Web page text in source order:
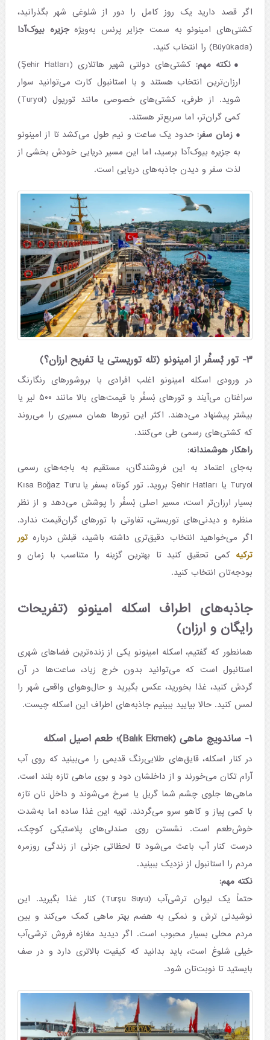
اگر قصد دارید یک روز کامل را دور از شلوغی شهر بگذرانید،
کشتی‌های امینونو به سمت جزایر پرنس به‌ویژهجزیره بیوک‌آدا
(Büyükada) را انتخاب کنید.
نکته مهم:
کشتی‌های دولتی شهیر هاتلاری (Şehir Hatları)
ارزان‌ترین انتخاب هستند و با استانبول کارت می‌توانید سوار
شوید. از طرفی، کشتی‌های خصوصی مانند توریول (Turyol)
کمی گران‌تر، اما سریع‌تر هستند.
زمان سفر:حدود یک ساعت و نیم طول می‌کشد تا از امینونو
به جزیره بیوک‌آدا برسید، اما این مسیر دریایی خودش بخشی از
لذت سفر و دیدن جاذبه‌های دریایی است.
۳- تور بُسفُر از امینونو (تله توریستی یا تفریح ارزان؟)
در ورودی اسکله امینونو اغلب افرادی با بروشورهای رنگارنگ
سراغتان می‌آیند و تورهای بُسفُر با قیمت‌های بالا مانند ۵۰۰ لیر یا
بیشتر پیشنهاد می‌دهند. اکثر این تورها همان مسیری را می‌روند
که کشتی‌های رسمی طی می‌کنند.
راهکار هوشمندانه:
به‌جای اعتماد به این فروشندگان، مستقیم به باجه‌های رسمی
Turyol یا Şehir Hatları بروید. تور کوتاه بسفر یا Kısa Boğaz Turu
بسیار ارزان‌تر است، مسیر اصلی بُسفُر را پوشش می‌دهد و از نظر
منظره و دیدنی‌های توریستی، تفاوتی با تورهای گران‌قیمت ندارد.
اگر می‌خواهید انتخاب دقیق‌تری داشته باشید، قبلش دربارهتور
ترکیه کمی تحقیق کنید تا بهترین گزینه را متناسب با زمان و
بودجه‌تان انتخاب کنید.
جاذبه‌های اطراف اسکله امینونو (تفریحات
رایگان و ارزان)
همانطور که گفتیم، اسکله امینونو یکی از زنده‌ترین فضاهای شهری
استانبول است که می‌توانید بدون خرج زیاد، ساعت‌ها در آن
گردش کنید، غذا بخورید، عکس بگیرید و حال‌وهوای واقعی شهر را
لمس کنید. حالا بیایید ببینیم جاذبه‌های اطراف این اسکله چیست.
۱- ساندویچ ماهی (Balık Ekmek)؛ طعم اصیل اسکله
در کنار اسکله، قایق‌های طلایی‌رنگ قدیمی را می‌بینید که روی آب
آرام تکان می‌خورند و از داخلشان دود و بوی ماهی تازه بلند است.
ماهی‌ها جلوی چشم شما گریل یا سرخ می‌شوند و داخل نان تازه
با کمی پیاز و کاهو سرو می‌گردند. تهیه این غذا ساده اما به‌شدت
خوش‌طعم است. نشستن روی صندلی‌های پلاستیکی کوچک،
درست کنار آب باعث می‌شود تا لحظاتی جزئی از زندگی روزمره
مردم را استانبول از نزدیک ببینید.
نکته مهم:
حتماً یک لیوان ترشی‌آب (Turşu Suyu) کنار غذا بگیرید. این
نوشیدنی ترش و نمکی به هضم بهتر ماهی کمک می‌کند و بین
مردم محلی بسیار محبوب است. اگر دیدید مغازه فروش ترشی‌آب
خیلی شلوغ است، باید بدانید که کیفیت بالاتری دارد و در صف
بایستید تا نوبت‌تان شود.